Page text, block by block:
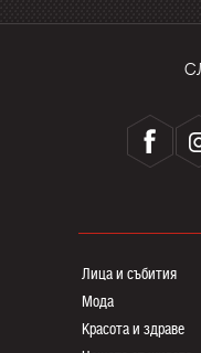
Лица и събития
Мода
Красота и здраве